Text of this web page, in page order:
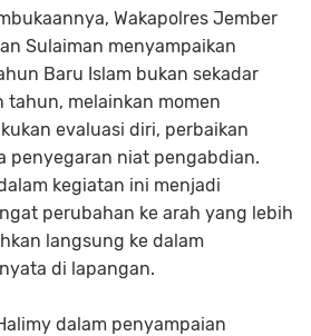
Wakapolres Jember
Sulaiman menyampaikan
Baru Islam bukan sekadar
tahun, melainkan momen
evaluasi diri, perbaikan
penyegaran niat pengabdian.
kegiatan ini menjadi
perubahan ke arah yang lebih
langsung ke dalam
di lapangan.
dalam penyampaian